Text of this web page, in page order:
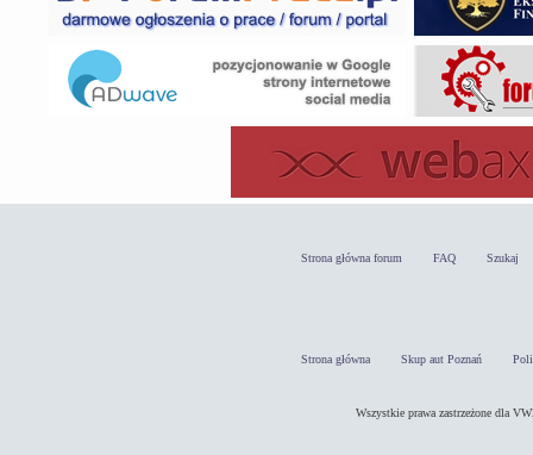
Strona główna forum FAQ Szukaj
Strona główna Skup aut Poznań
Wszystkie prawa zastrzeżone dla